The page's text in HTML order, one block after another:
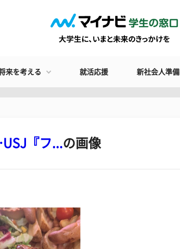
来を考える 就活応援 新社会人準備
『フ...の画像